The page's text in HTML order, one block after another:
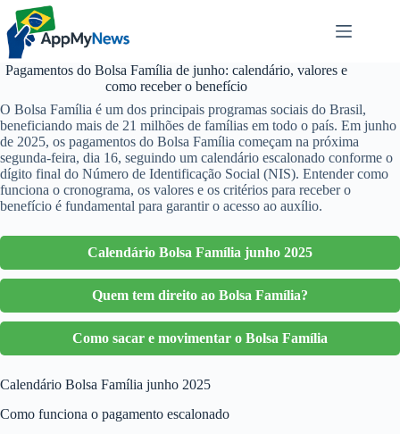
Pular
para
conteúdo
Pagamentos do Bolsa Família de junho: calendário, valores e
como receber o benefício
O Bolsa Família é um dos principais programas sociais do Brasil,
beneficiando mais de 21 milhões de famílias em todo o país. Em junho
de 2025, os pagamentos do Bolsa Família começam na próxima
segunda-feira, dia 16, seguindo um calendário escalonado conforme o
dígito final do Número de Identificação Social (NIS). Entender como
funciona o cronograma, os valores e os critérios para receber o
benefício é fundamental para garantir o acesso ao auxílio.
Calendário Bolsa Família junho 2025
Quem tem direito ao Bolsa Família?
Como sacar e movimentar o Bolsa Família
Calendário Bolsa Família junho 2025
Como funciona o pagamento escalonado